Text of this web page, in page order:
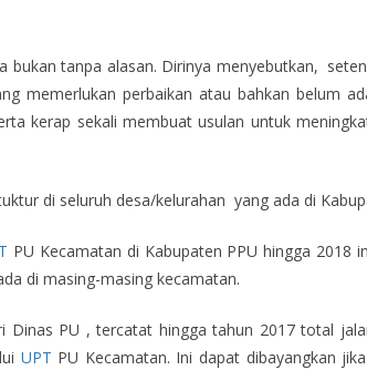
tanpa alasan. Dirinya menyebutkan,
memerlukan perbaikan atau bahkan belum
kerap sekali membuat usulan untuk
di seluruh desa/kelurahan yang ada di
PU Kecamatan di Kabupaten PPU hingga 2018
di masing-masing kecamatan.
Dinas PU , tercatat hingga tahun 2017 total
UPT PU Kecamatan. Ini dapat dibayangkan